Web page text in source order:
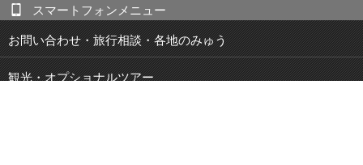
スマートフォンメニュー
お問い合わせ・旅行相談・各地のみゅう
観光・オプショナルツアー